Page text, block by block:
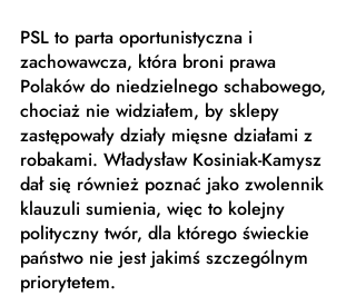
PSL to parta oportunistyczna i
zachowawcza, która broni prawa
Polaków do niedzielnego schabowego,
chociaż nie widziałem, by sklepy
zastępowały działy mięsne działami z
robakami. Władysław Kosiniak-Kamysz
dał się również poznać jako zwolennik
klauzuli sumienia, więc to kolejny
polityczny twór, dla którego świeckie
państwo nie jest jakimś szczególnym
priorytetem.